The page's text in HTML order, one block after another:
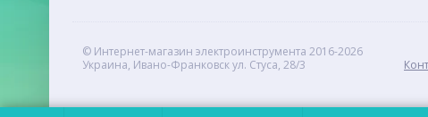
© Интернет-магазин электроинструмента 2016-2026
Украина, Ивано-Франковск ул. Стуса, 28/3